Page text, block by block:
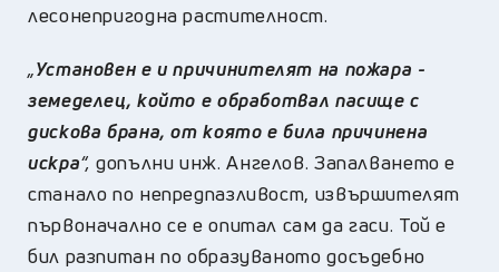
лесонепригодна растителност.
„Установен е и причинителят на пожара -
земеделец, който е обработвал пасище с
дискова брана, от която е била причинена
искра“, допълни инж. Ангелов. Запалването е
станало по непредпазливост, извършителят
първоначално се е опитал сам да гаси. Той е
бил разпитан по образуваното досъдебно